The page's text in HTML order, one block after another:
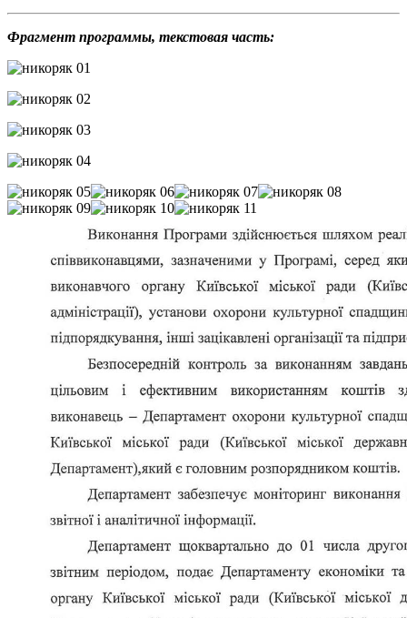
Фрагмент программы, текстовая часть: